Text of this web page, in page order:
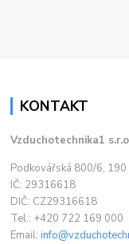
KONTAKT
Vzduchotechnika1
Podkovářská 800/6, 190
IČ: 29316618
DIČ: CZ29316618
Tel.: +420 722 169 000
Email: